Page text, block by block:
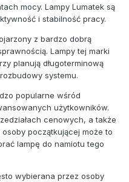
mocy. Lampy Lumatek są
i stabilność pracy.
z bardzo dobrą
Lampy tej marki
planują długoterminową
systemu.
popularne wśród
użytkowników.
cenowych, a także
początkującej może to
lampę do namiotu tego
wybierana przez osoby